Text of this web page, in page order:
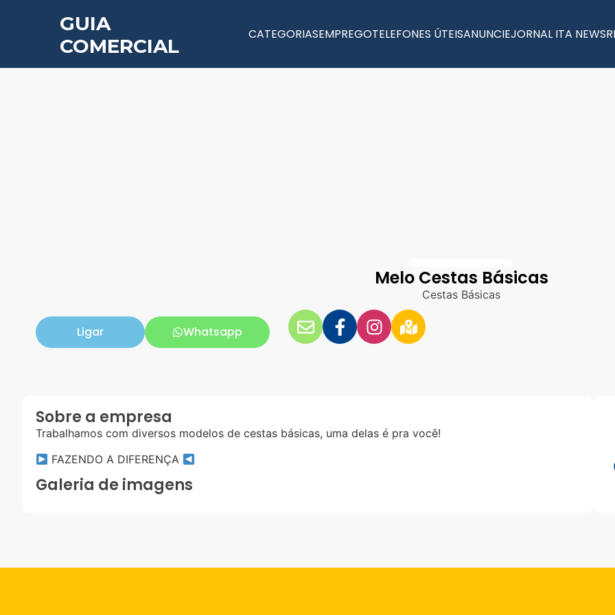
GUIA
COMERCIAL
CATEGORIASEMPREGOTELEFONES ÚTEISANUNCIEJORNAL ITA NEWS
Melo Cestas Básicas
Cestas Básicas
Ligar Whatsapp
Sobre a empresa
Trabalhamos com diversos modelos de cestas básicas, uma delas é pra você!
FAZENDO A DIFERENÇA
Galeria de imagens